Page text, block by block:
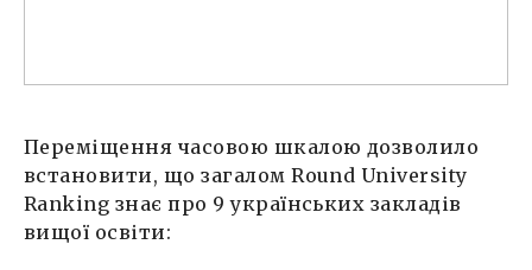
Переміщення часовою шкалою дозволило
встановити, що загалом Round University
Ranking знає про 9 українських закладів
вищої освіти: